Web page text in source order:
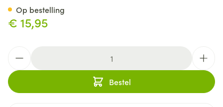
€ 15,95
Bestel
Op bestelling